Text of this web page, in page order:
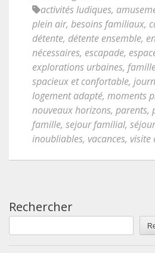
activités ludiques,
plein air, besoins familiaux,
détente, détente ensemble,
nécessaires, escapade,
explorations urbaines,
spacieux et confortable,
logement adapté, moments
nouveaux horizons, parents,
famille, sejour familial,
inoubliables, vacances, visite
Rechercher